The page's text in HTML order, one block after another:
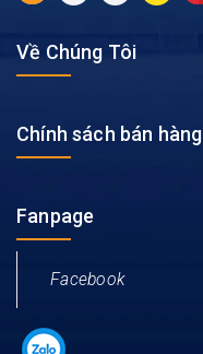
Về Chúng Tôi
Chính sách bán hàng
Fanpage
Facebook